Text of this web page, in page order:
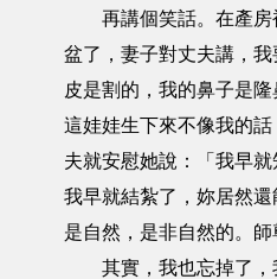
再講個笑話。在產房
盆了，妻子對丈夫講，
皮是割的，我的鼻子是隆
這娃娃生下來不像我的
夫就安慰她說：「我早就
我早就結紮了，妳居然
是自然，是非自然的。師
其實，我也忘掉了，